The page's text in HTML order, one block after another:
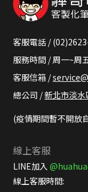
客服電話 /
服務時間 / 周一~周
客服信箱 /
總公司 /新北市淡
(疫情期間暫不開放
線上客服
LINE加入
線上客服時間: